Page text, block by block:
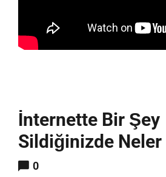
İnternette Bir Şey
Sildiğinizde Neler
0